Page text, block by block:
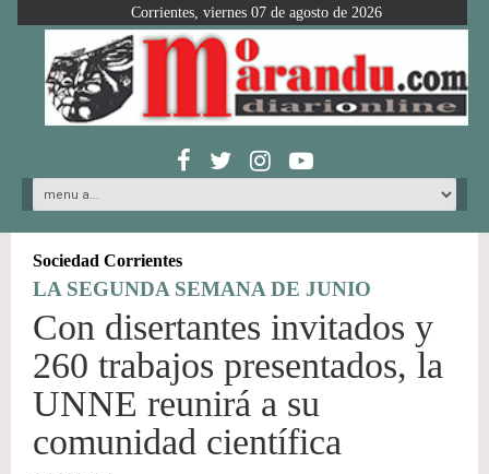
Corrientes, viernes 07 de agosto de 2026
Sociedad Corrientes
LA SEGUNDA SEMANA DE JUNIO
Con disertantes invitados y
260 trabajos presentados, la
UNNE reunirá a su
comunidad científica